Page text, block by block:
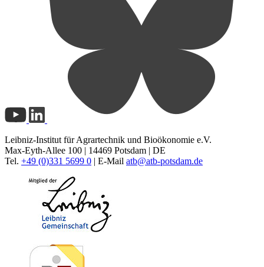
Leibniz-Institut für Agrartechnik und Bioökonomie e.V.
Max-Eyth-Allee 100 | 14469 Potsdam | DE
Tel. +49 (0)331 5699 0 | E-Mail atb@atb-potsdam.de